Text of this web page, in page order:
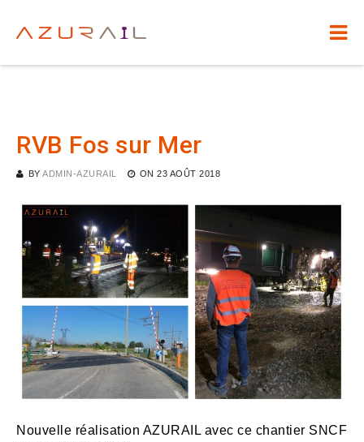
RVB Fos sur Mer
BY ADMIN-AZURAIL ON 23 AOÛT 2018
Nouvelle réalisation AZURAIL avec ce chantier SNCF